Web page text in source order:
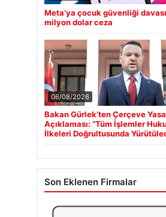
Meta’ya çocuk güvenliği
milyon dolar ceza
06/08/2026
Bakan Gürlek’ten Çerçeve Yasa
Açıklaması: “Tüm İşlemler
İlkeleri Doğrultusunda
Son Eklenen Firmalar